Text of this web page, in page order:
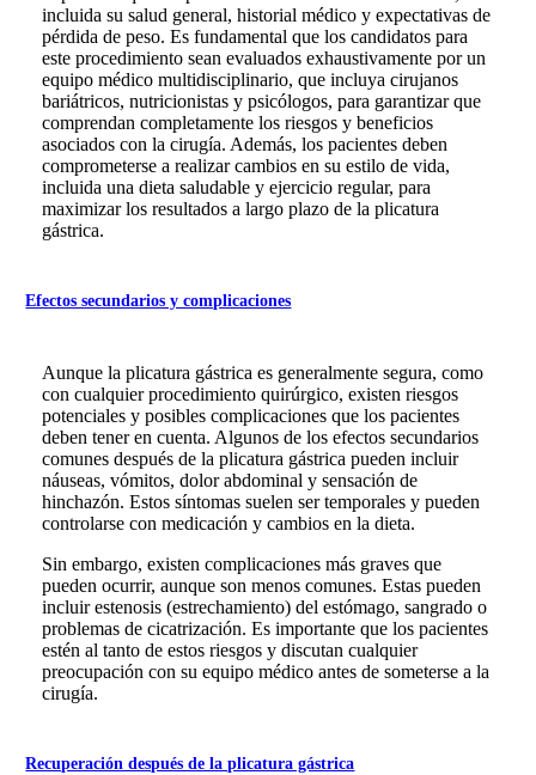
incluida su salud general, historial médico y expectativas de
pérdida de peso. Es fundamental que los candidatos para
este procedimiento sean evaluados exhaustivamente por un
equipo médico multidisciplinario, que incluya cirujanos
bariátricos, nutricionistas y psicólogos, para garantizar que
comprendan completamente los riesgos y beneficios
asociados con la cirugía. Además, los pacientes deben
comprometerse a realizar cambios en su estilo de vida,
incluida una dieta saludable y ejercicio regular, para
maximizar los resultados a largo plazo de la plicatura
gástrica.
Efectos secundarios y complicaciones
Aunque la plicatura gástrica es generalmente segura, como
con cualquier procedimiento quirúrgico, existen riesgos
potenciales y posibles complicaciones que los pacientes
deben tener en cuenta. Algunos de los efectos secundarios
comunes después de la plicatura gástrica pueden incluir
náuseas, vómitos, dolor abdominal y sensación de
hinchazón. Estos síntomas suelen ser temporales y pueden
controlarse con medicación y cambios en la dieta.
Sin embargo, existen complicaciones más graves que
pueden ocurrir, aunque son menos comunes. Estas pueden
incluir estenosis (estrechamiento) del estómago, sangrado o
problemas de cicatrización. Es importante que los pacientes
estén al tanto de estos riesgos y discutan cualquier
preocupación con su equipo médico antes de someterse a la
cirugía.
Recuperación después de la plicatura gástrica